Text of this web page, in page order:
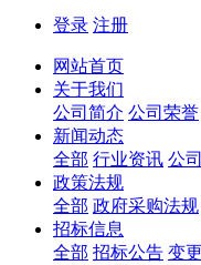
登录 注册
网站首页
关于我们
公司简介 公司荣誉
新闻动态
全部 行业资讯 公
政策法规
全部 政府采购法规
招标信息
全部 招标公告 变